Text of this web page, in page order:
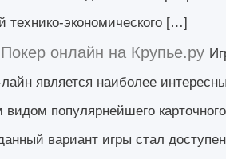
технико-экономического […]
Покер онлайн на Крупье.ру
является наиболее
популярнейшего
вариант игры стал